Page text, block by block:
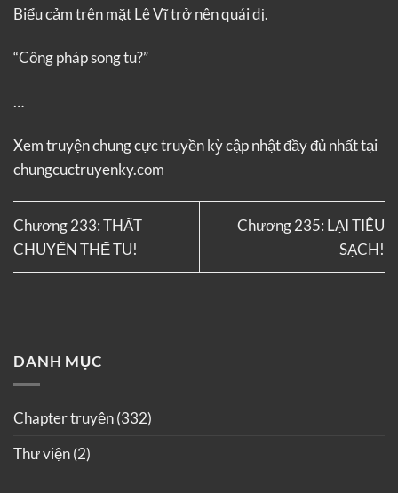
Biểu cảm trên mặt Lê Vĩ trở nên quái dị.
“Công pháp song tu?”
…
Xem truyệnchung cực truyền kỳcập nhật đầy đủ nhất tại
chungcuctruyenky.com
Chương 233: THẤT
CHUYỂN THỂ TU!
Chương 235: LẠI TIÊU
SẠCH!
DANH MỤC
Chapter truyện(332)
Thư viện(2)